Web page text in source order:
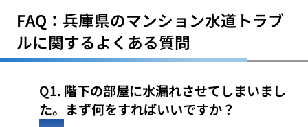
FAQ：兵庫県のマンション水道トラブ
ルに関するよくある質問
Q1. 階下の部屋に水漏れさせてしまいまし
た。まず何をすればいいですか？